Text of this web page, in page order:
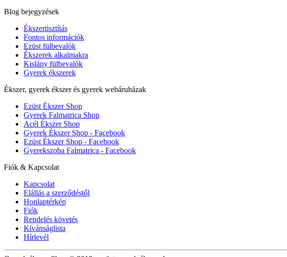
Blog bejegyzések
Ékszertisztítás
Fontos információk
Ezüst fülbevalók
Ékszerek alkalmakra
Kislány fülbevalók
Gyerek ékszerek
Ékszer, gyerek ékszer és gyerek webáruházak
Ezüst Ékszer Shop
Gyerek Falmatrica Shop
Acél Ékszer Shop
Gyerek Ékszer Shop - Facebook
Ezüst Ékszer Shop - Facebook
Gyerekszoba Falmatrica - Facebook
Fiók & Kapcsolat
Kapcsolat
Elállás a szerződéstől
Honlaptérkép
Fiók
Rendelés követés
Kívánságlista
Hírlevél